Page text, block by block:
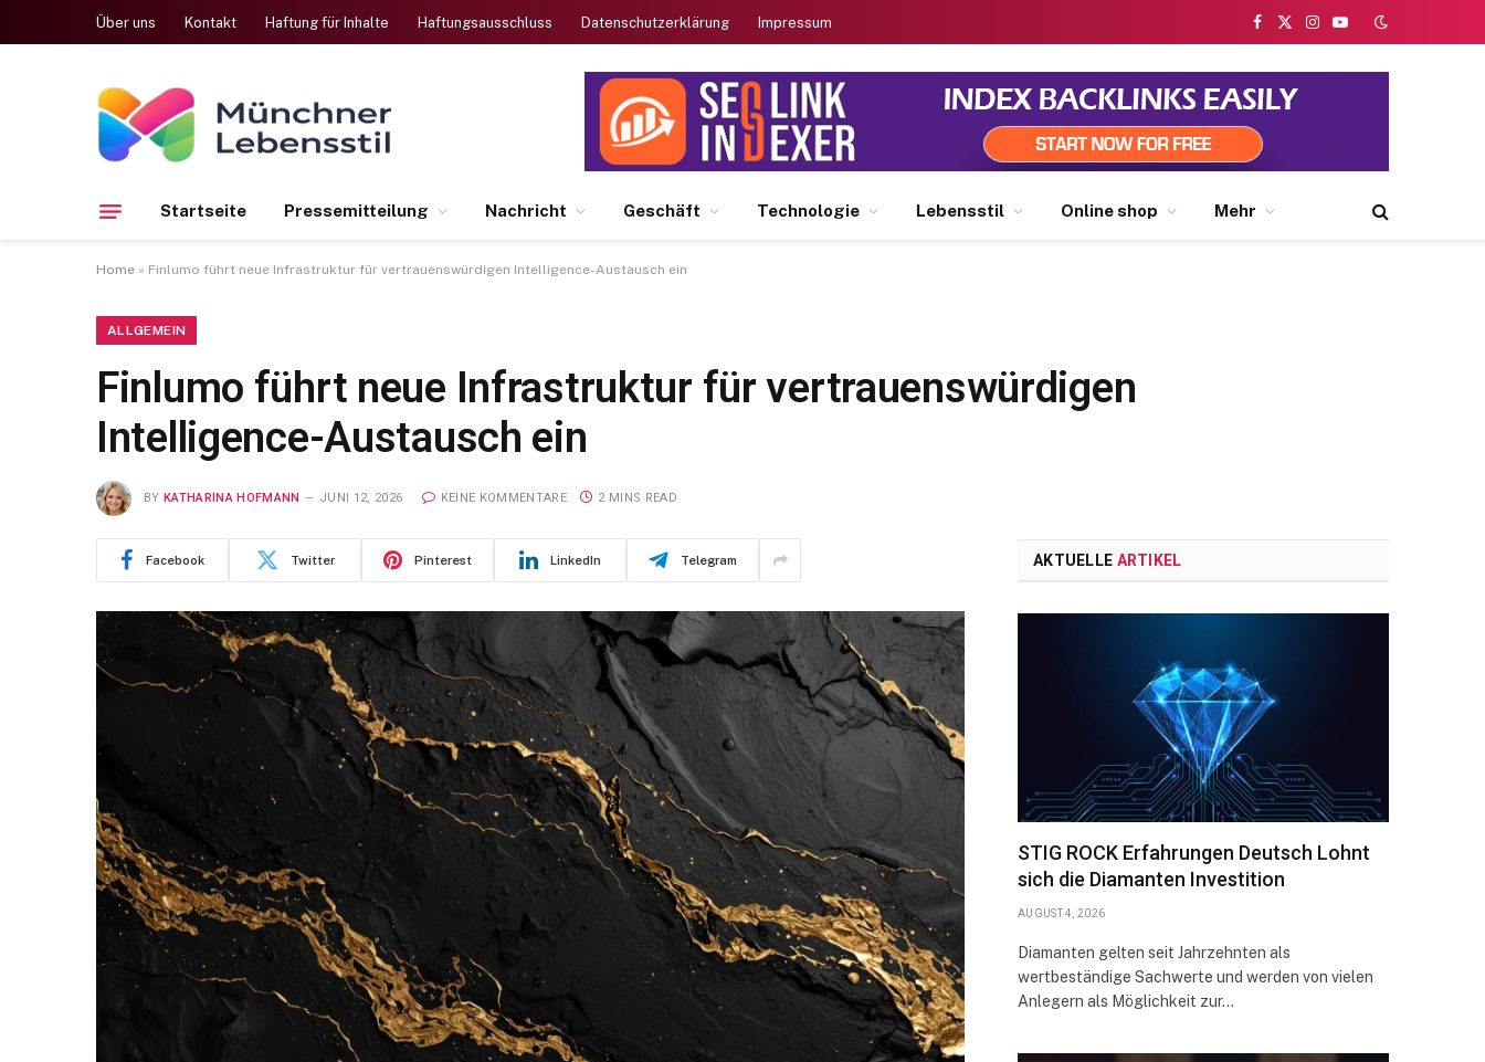
Über uns Kontakt Haftung für Inhalte Haftungsausschluss Datenschutzerklärung Impressum
Facebook
X
Instagram
YouTube
Startseite Pressemitteilung Nachricht Geschäft Technologie Lebensstil Online shop Mehr
Home » Finlumo führt neue Infrastruktur für vertrauenswürdigen Intelligence-Austausch ein
ALLGEMEIN
Finlumo führt neue Infrastruktur für vertrauenswürdigen
Intelligence-Austausch ein
BY KATHARINA HOFMANN JUNI 12, 2026 KEINE KOMMENTARE 2 MINS READ
Facebook Twitter Pinterest LinkedIn Telegram AKTUELLE ARTIKEL
STIG ROCK Erfahrungen Deutsch Lohnt
sich die Diamanten Investition
AUGUST 4, 2026
Diamanten gelten seit Jahrzehnten als
wertbeständige Sachwerte und werden von vielen
Anlegern als Möglichkeit zur…